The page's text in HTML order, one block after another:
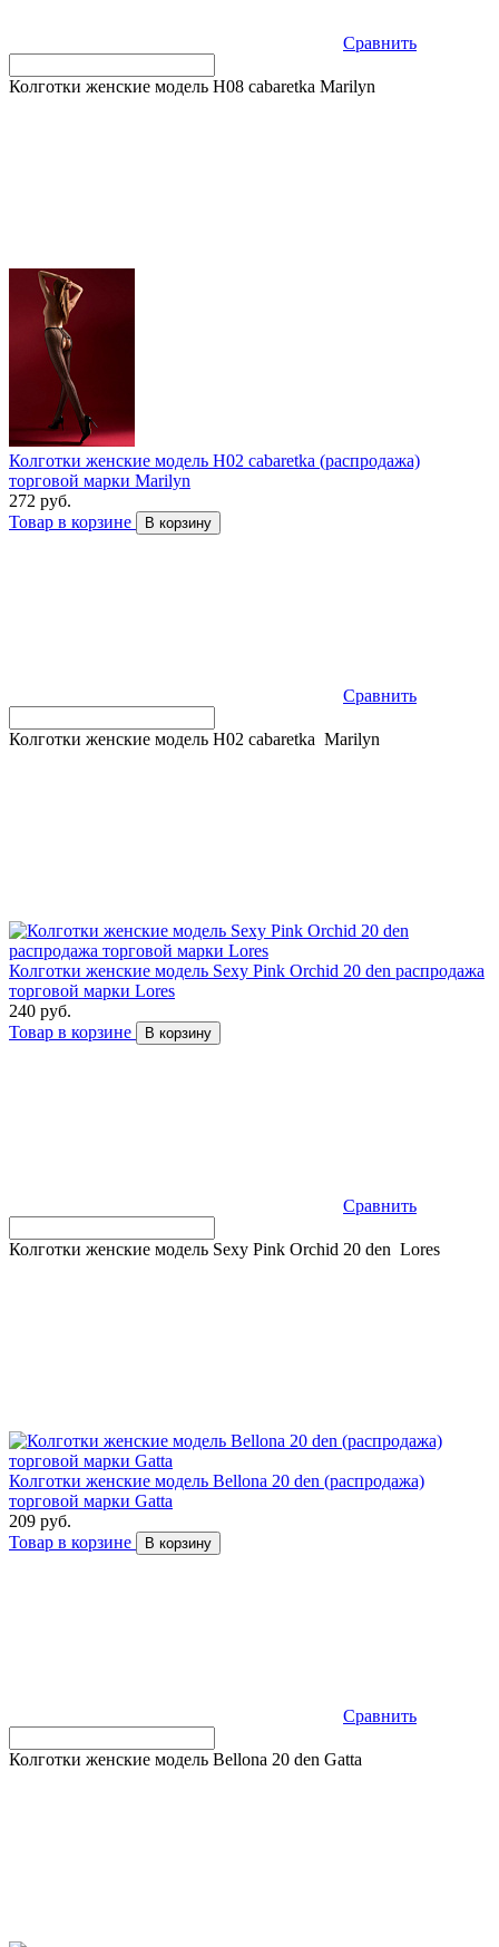
Сравнить
Колготки женские модель H08 cabaretka Marilyn
Колготки женские модель H02 cabaretka (распродажа)
торговой марки Marilyn
272 руб.
Товар в корзине
В корзину
Сравнить
Колготки женские модель H02 cabaretka Marilyn
Колготки женские модель Sexy Pink Orchid 20 den распродажа
торговой марки Lores
240 руб.
Товар в корзине
В корзину
Сравнить
Колготки женские модель Sexy Pink Orchid 20 den Lores
Колготки женские модель Bellona 20 den (распродажа)
торговой марки Gatta
209 руб.
Товар в корзине
В корзину
Сравнить
Колготки женские модель Bellona 20 den Gatta